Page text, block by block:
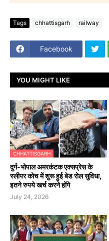
Tags chhattisgarh railway
Facebook
YOU MIGHT LIKE
CHHATTISGARH
दुर्ग-भोपाल अमरकंटक एक्सप्रेस के
स्लीपर कोच में शुरू हुई बेड रोल सुविधा,
इतने रुपये खर्च करने होंगे
July 24, 2026